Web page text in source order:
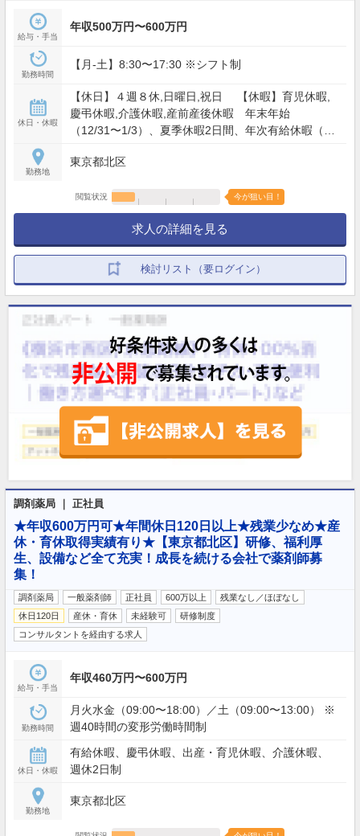
給与・手当
年収500万円〜600万円
勤務時間
【月‐土】8:30〜17:30 ※シフト制
休日・休暇
【休日】４週８休,日曜日,祝日 【休暇】育児休暇,
慶弔休暇,介護休暇,産前産後休暇 年末年始
（12/31〜1/3）、夏季休暇2日間、年次有給休暇（6
勤務地
東京都北区
閲覧状況 今が狙い目！
求人の詳細を見る
検討リスト（要ログイン）
調剤薬局 ｜ 正社員
★年収600万円可★年間休日120日以上★残業少なめ★産
休・育休取得実績有り★【東京都北区】研修、福利厚
生、設備など全て充実！成長を続ける会社で薬剤師募
集！
調剤薬局 一般薬剤師 正社員 600万以上
残業なし／ほぼなし
休日120日
産休・育休 未経験可
研修制度
コンサルタントを経由する求人
給与・手当
年収460万円〜600万円
勤務時間
月火水金（09:00〜18:00）／土（09:00〜13:00） ※
週40時間の変形労働時間制
休日・休暇
有給休暇、慶弔休暇、出産・育児休暇、介護休暇、
週休2日制
勤務地
東京都北区